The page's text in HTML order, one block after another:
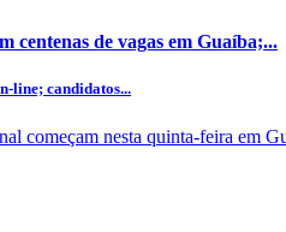
centenas de vagas em Guaíba;...
line; candidatos...